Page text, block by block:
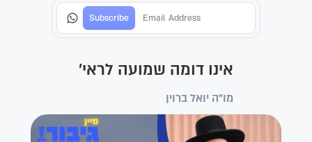
אינו דומה שמועה לראי'
מו"ה יואל ברוין